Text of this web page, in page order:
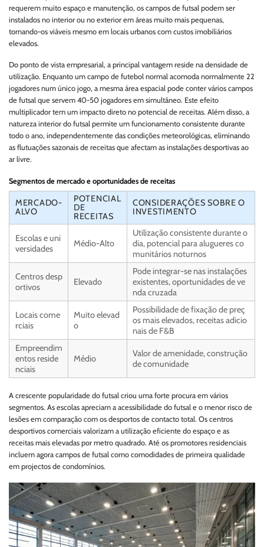
requerem muito espaço e manutenção, os campos de futsal podem ser
instalados no interior ou no exterior em áreas muito mais pequenas,
tornando-os viáveis mesmo em locais urbanos com custos imobiliários
elevados.
Do ponto de vista empresarial, a principal vantagem reside na densidade de
utilização. Enquanto um campo de futebol normal acomoda normalmente 22
jogadores num único jogo, a mesma área espacial pode conter vários campos
de futsal que servem 40-50 jogadores em simultâneo. Este efeito
multiplicador tem um impacto direto no potencial de receitas. Além disso, a
natureza interior do futsal permite um funcionamento consistente durante
todo o ano, independentemente das condições meteorológicas, eliminando
as flutuações sazonais de receitas que afectam as instalações desportivas ao
ar livre.
Segmentos de mercado e oportunidades de receitas
MERCADO-
ALVO
POTENCIAL
DE
RECEITAS
CONSIDERAÇÕES SOBRE O
INVESTIMENTO
Escolas e uni
versidades
Médio-Alto
Utilização consistente durante o
dia, potencial para alugueres co
munitários noturnos
Centros desp
ortivos
Elevado
Pode integrar-se nas instalações
existentes, oportunidades de ve
nda cruzada
Locais come
rciais
Muito elevad
o
Possibilidade de fixação de preç
os mais elevados, receitas adicio
nais de F&B
Empreendim
entos reside
nciais
Médio
Valor de amenidade, construção
de comunidade
A crescente popularidade do futsal criou uma forte procura em vários
segmentos. As escolas apreciam a acessibilidade do futsal e o menor risco de
lesões em comparação com os desportos de contacto total. Os centros
desportivos comerciais valorizam a utilização eficiente do espaço e as
receitas mais elevadas por metro quadrado. Até os promotores residenciais
incluem agora campos de futsal como comodidades de primeira qualidade
em projectos de condomínios.